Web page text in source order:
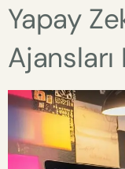
Yapay
Ajansları